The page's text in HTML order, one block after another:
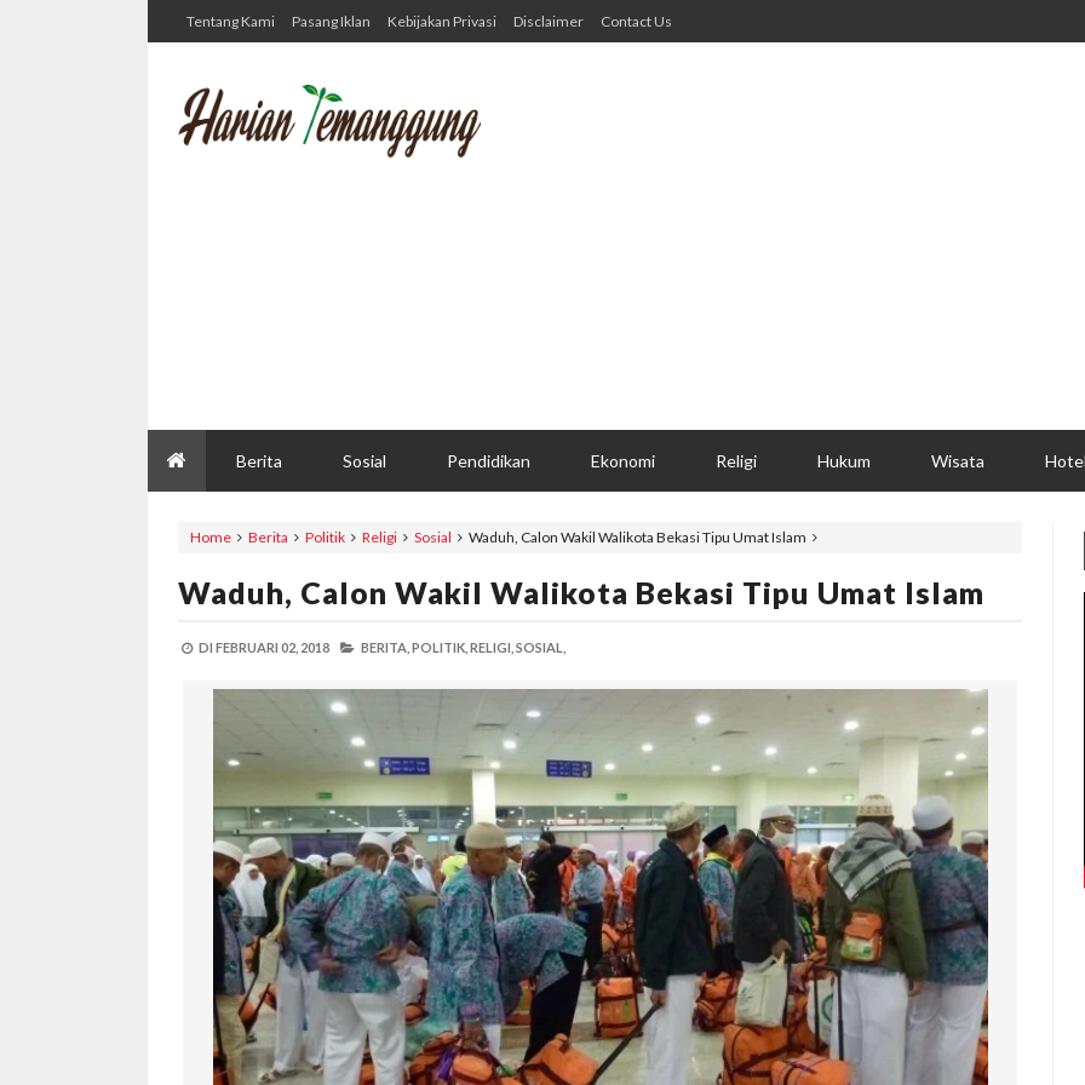
Tentang Kami Pasang Iklan Kebijakan Privasi Disclaimer Contact Us
Berita Sosial Pendidikan Ekonomi Religi Hukum Wisata Hotel
Home Berita Politik Religi Sosial Waduh, Calon Wakil Walikota Bekasi Tipu Umat Islam
Waduh, Calon Wakil Walikota Bekasi Tipu Umat Islam
DI FEBRUARI 02, 2018 BERITA, POLITIK, RELIGI, SOSIAL,